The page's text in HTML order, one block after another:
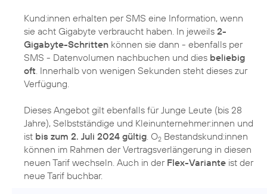
Kund:innen erhalten per SMS eine Information, wenn
sie acht Gigabyte verbraucht haben. In jeweils 2-
Gigabyte-Schritten können sie dann - ebenfalls per
SMS - Datenvolumen nachbuchen und dies beliebig
oft. Innerhalb von wenigen Sekunden steht dieses zur
Verfügung.
Dieses Angebot gilt ebenfalls für Junge Leute (bis 28
Jahre), Selbstständige und Kleinunternehmer:innen und
ist bis zum 2. Juli 2024 gültig. O2 Bestandskund:innen
können im Rahmen der Vertragsverlängerung in diesen
neuen Tarif wechseln. Auch in der Flex-Variante ist der
neue Tarif buchbar.